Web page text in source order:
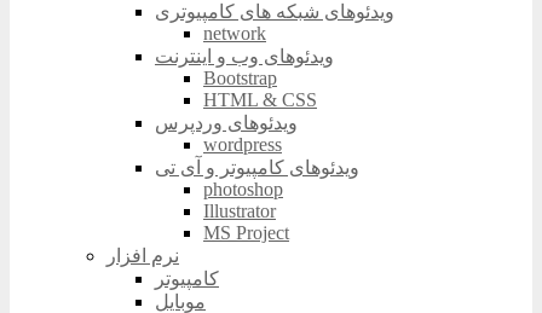
ویدئوهای شبکه های کامپیوتری
network
ویدئوهای وب و اینترنت
Bootstrap
HTML & CSS
ویدئوهای وردپرس
wordpress
ویدئوهای کامپیوتر و آی تی
photoshop
Illustrator
MS Project
نرم افزار
کامپیوتر
موبایل